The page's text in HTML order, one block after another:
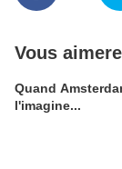
Vous
Quand
l'imagine...